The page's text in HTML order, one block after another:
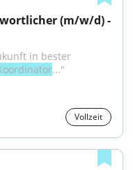
(m/w/d) -
in bester
..."
Vollzeit